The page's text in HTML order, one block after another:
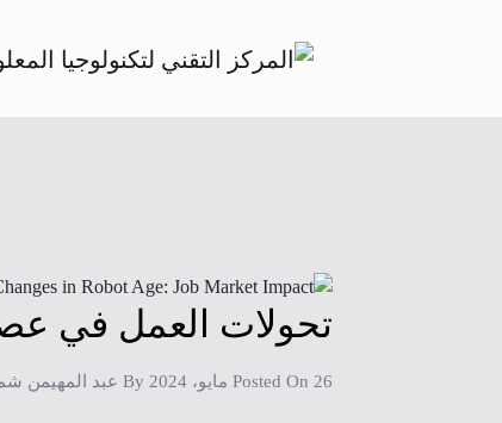
تحولات العمل في
Posted On 26 مايو، 2024 عبد المهيمن